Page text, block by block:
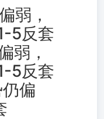
弱，
5反套
弱，
5反套
偏